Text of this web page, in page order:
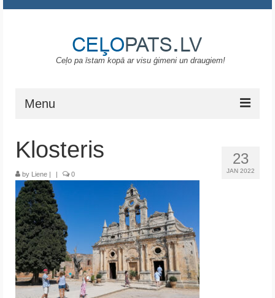
Ceļo pa īstam kopā ar visu ģimeni un draugiem!
Menu
Portugāle
ASV
Melnkalne
Grieķija
Krēta
23
JAN 2022
Klosteris
by Liene | | 0